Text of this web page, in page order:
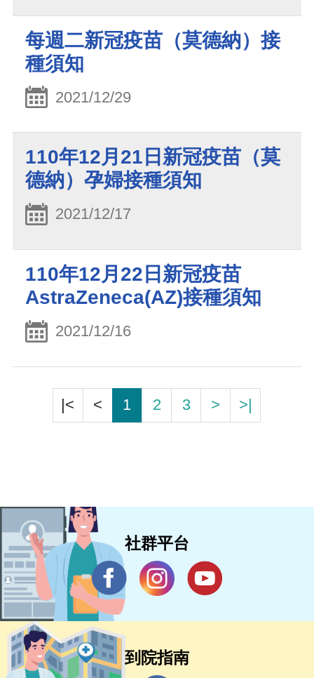
每週二新冠疫苗（莫德納）接
種須知
2021/12/29
110年12月21日新冠疫苗（莫
德納）孕婦接種須知
2021/12/17
110年12月22日新冠疫苗
AstraZeneca(AZ)接種須知
2021/12/16
|< < 1 2 3 > >|
社群平台
到院指南